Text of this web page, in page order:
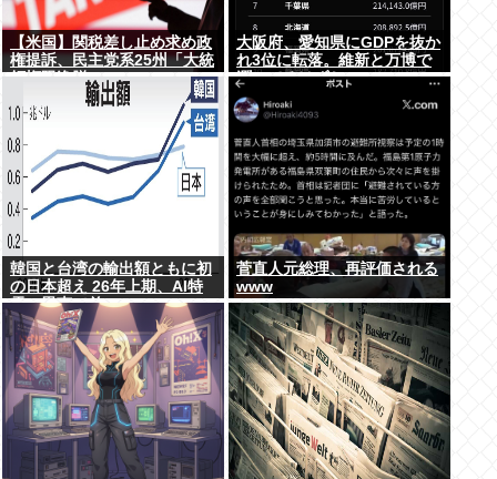
【米国】関税差し止め求め政
権提訴、民主党系25州「大統
領権限逸脱」
大阪府、愛知県にGDPを抜か
れ3位に転落。維新と万博で
潤ってるはずじゃ…
韓国と台湾の輸出額ともに初
の日本超え 26年上期、AI特
需の恩恵で差
菅直人元総理、再評価される
www